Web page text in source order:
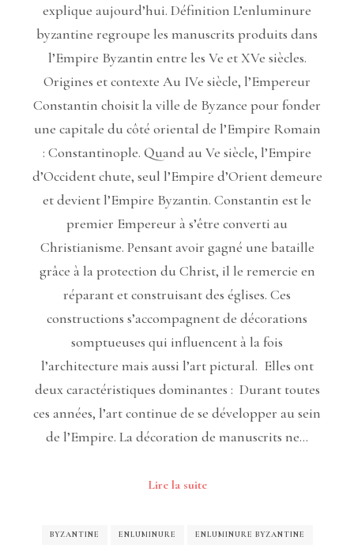
explique aujourd’hui. Définition L’enluminure
byzantine regroupe les manuscrits produits dans
l’Empire Byzantin entre les Ve et XVe siècles.
Origines et contexte Au IVe siècle, l’Empereur
Constantin choisit la ville de Byzance pour fonder
une capitale du côté oriental de l’Empire Romain
: Constantinople. Quand au Ve siècle, l’Empire
d’Occident chute, seul l’Empire d’Orient demeure
et devient l’Empire Byzantin. Constantin est le
premier Empereur à s’être converti au
Christianisme. Pensant avoir gagné une bataille
grâce à la protection du Christ, il le remercie en
réparant et construisant des églises. Ces
constructions s’accompagnent de décorations
somptueuses qui influencent à la fois
l’architecture mais aussi l’art pictural. Elles ont
deux caractéristiques dominantes : Durant toutes
ces années, l’art continue de se développer au sein
de l’Empire. La décoration de manuscrits ne…
Lire la suite
BYZANTINE ENLUMINURE ENLUMINURE BYZANTINE